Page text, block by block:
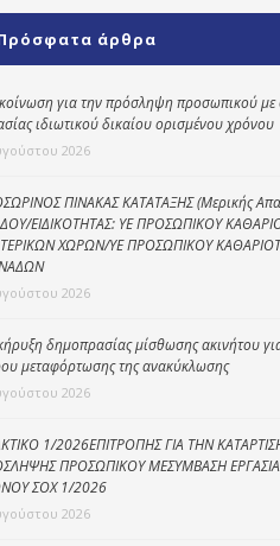
Κοινωνικό
παντοπωλείο
Kοινωνικό
φαρμακείο
Κέντρο Ημερήσιας
Φροντίδας
Ηλικιωμένων
(Κ.Η.Φ.Η.) Πρέβεζας
άρθρα
για την πρόσληψη προσωπικού
ιδιωτικού δικαίου ορισμένου χρόνου
2026
ΠΙΝΑΚΑΣ ΚΑΤΑΤΑΞΗΣ (Μερικής
ΕΙΔΙΚΟΤΗΤΑΣ: ΥΕ ΠΡΟΣΩΠΙΚΟΥ
ΧΩΡΩΝ/ΥΕ ΠΡΟΣΩΠΙΚΟΥ
2026
δημοπρασίας μίσθωσης ακινήτου
μεταφόρτωσης της ανακύκλωσης
2026
1/2026ΕΠΙΤΡΟΠΗΣ ΓΙΑ ΤΗΝ
ΠΡΟΣΩΠΙΚΟΥ ΜΕΣΥΜΒΑΣΗ
ΣΟΧ 1/2026
2026